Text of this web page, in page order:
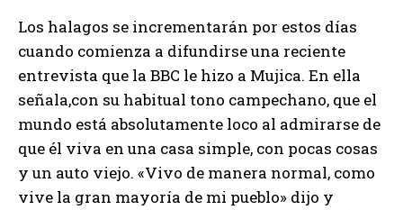
Los halagos se incrementarán por estos días
cuando comienza a difundirse una reciente
entrevista que la BBC le hizo a Mujica. En ella
señala,con su habitual tono campechano, que el
mundo está absolutamente loco al admirarse de
que él viva en una casa simple, con pocas cosas
y un auto viejo. «Vivo de manera normal, como
vive la gran mayoría de mi pueblo» dijo y